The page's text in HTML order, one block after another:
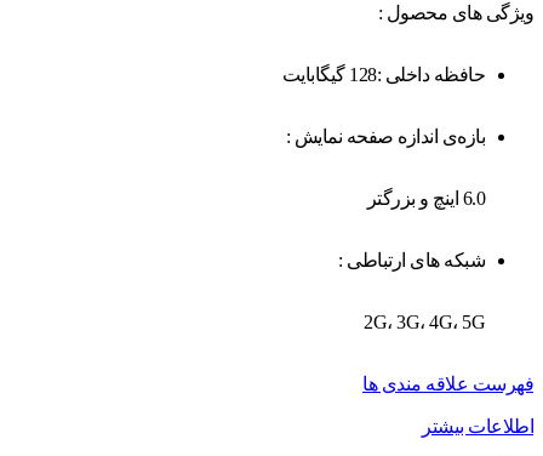
ویژگی های محصول :
حافظه داخلی :128 گیگابایت
بازه‌ی اندازه صفحه نمایش :
6.0 اینچ و بزرگتر
شبکه های ارتباطی :
2G، 3G، 4G، 5G
فهرست علاقه مندی ها
اطلاعات بیشتر